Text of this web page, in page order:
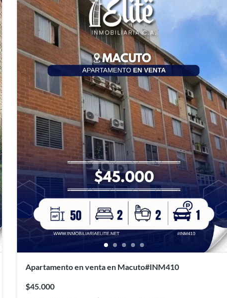
Apartamento en venta en Macuto#INM410
$45.000